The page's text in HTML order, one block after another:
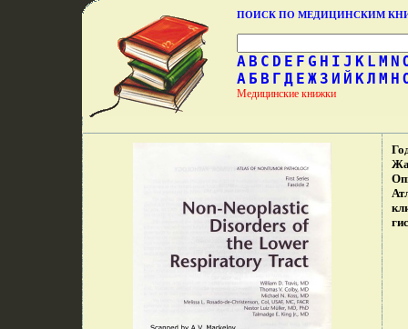
ПОИСК ПО МЕДИЦИНСКИМ
A B C D E F G H I J K L M N
А Б В Г Д Е Ж З И Й КЛ М Н
Медицинские книжки